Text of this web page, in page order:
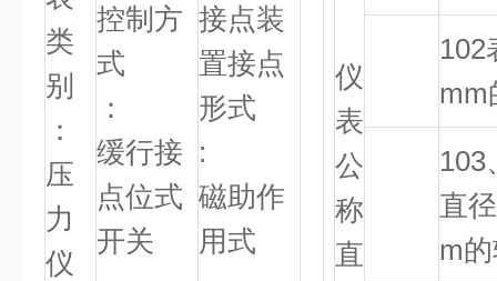
类
别
：
压
力
仪
控制方
式
：
缓行接
点位式
开关
接点装
置接点
形式
:
磁助作
用式
仪
表
公
称
直
102
mm
103
直
m